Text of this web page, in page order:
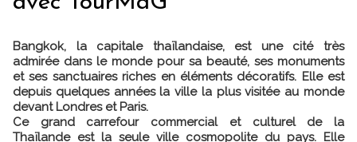
Bangkok, la capitale thaïlandaise, est une cité très
admirée dans le monde pour sa beauté, ses monuments
et ses sanctuaires riches en éléments décoratifs. Elle est
depuis quelques années la ville la plus visitée au monde
devant Londres et Paris.
Ce grand carrefour commercial et culturel de la
Thaïlande est la seule ville cosmopolite du pays. Elle